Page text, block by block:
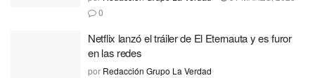
0
Netflix lanzó el tráiler de El Eternauta y es furor
en las redes
por Redacción Grupo La Verdad